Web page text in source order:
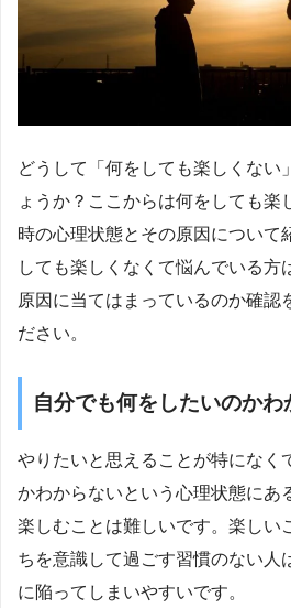
どうして「何をしても楽しくない
ょうか？ここからは何をしても楽
時の心理状態とその原因について
しても楽しくなくて悩んでいる方
原因に当てはまっているのか確認
ださい。
自分でも何をしたいのかわ
やりたいと思えることが特になく
かわからないという心理状態にあ
楽しむことは難しいです。楽しい
ちを意識して過ごす習慣のない人
に陥ってしまいやすいです。